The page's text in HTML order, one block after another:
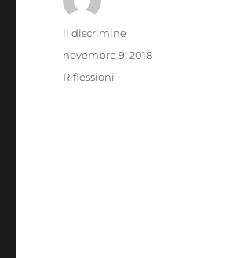
Autore
il discrimine
Pubblicato
il
novembre 9, 2018
Categorie
Riflessioni